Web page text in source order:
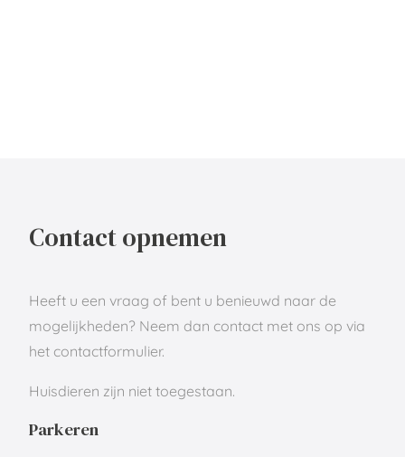
Contact opnemen
Heeft u een vraag of bent u benieuwd naar de
mogelijkheden? Neem dan contact met ons op via
het contactformulier.
Huisdieren zijn niet toegestaan.
Parkeren